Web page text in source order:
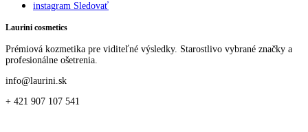
instagram Sledovať
Laurini cosmetics
Prémiová kozmetika pre viditeľné výsledky. Starostlivo vybrané značky a
profesionálne ošetrenia.
info@laurini.sk
+ 421 907 107 541